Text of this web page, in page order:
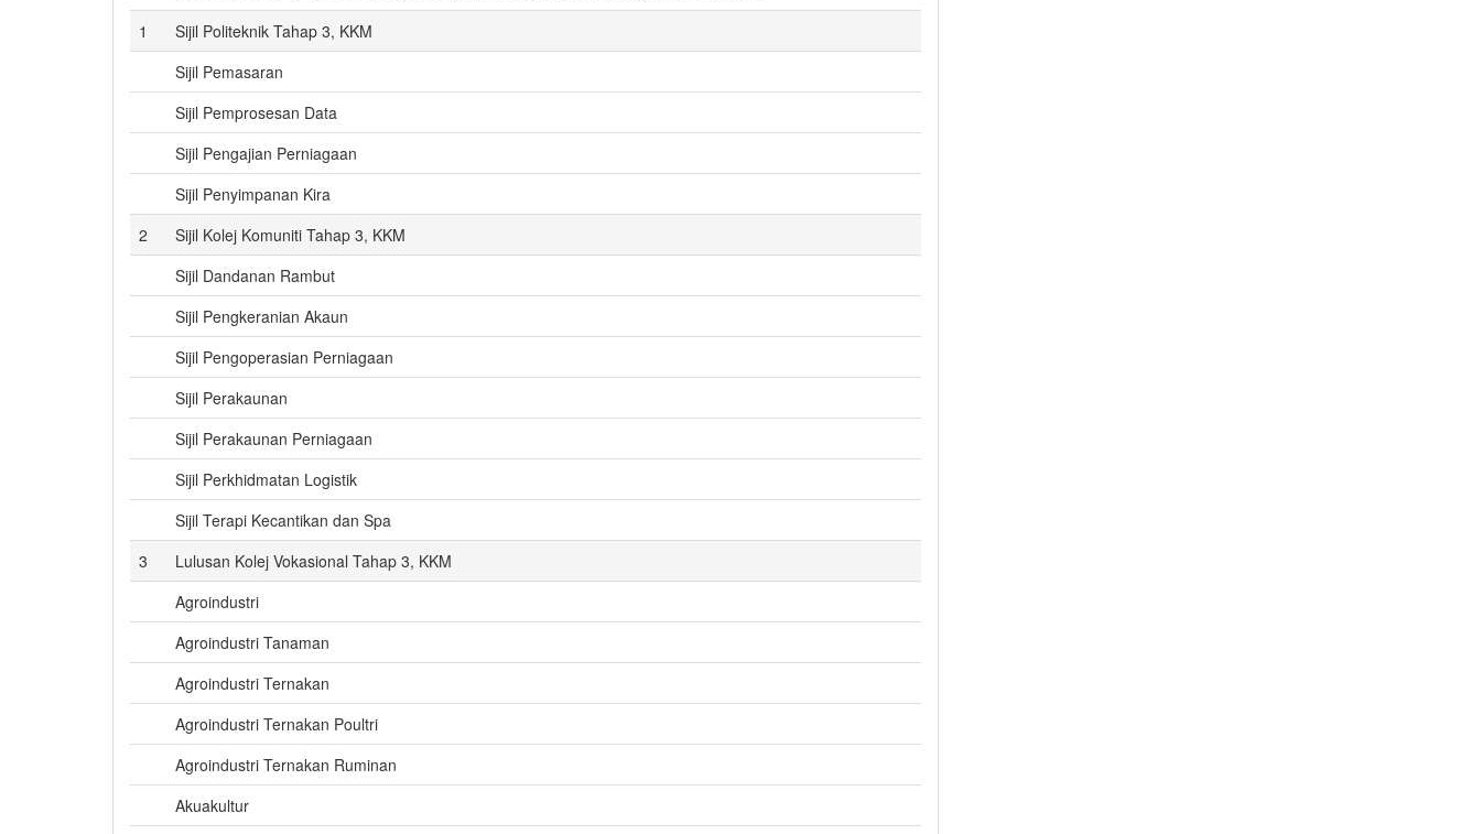
1
Sijil Politeknik Tahap 3, KKM
Sijil Pemasaran
Sijil Pemprosesan Data
Sijil Pengajian Perniagaan
Sijil Penyimpanan Kira
2
Sijil Kolej Komuniti Tahap 3, KKM
Sijil Dandanan Rambut
Sijil Pengkeranian Akaun
Sijil Pengoperasian Perniagaan
Sijil Perakaunan
Sijil Perakaunan Perniagaan
Sijil Perkhidmatan Logistik
Sijil Terapi Kecantikan dan Spa
3
Lulusan Kolej Vokasional Tahap 3, KKM
Agroindustri
Agroindustri Tanaman
Agroindustri Ternakan
Agroindustri Ternakan Poultri
Agroindustri Ternakan Ruminan
Akuakultur